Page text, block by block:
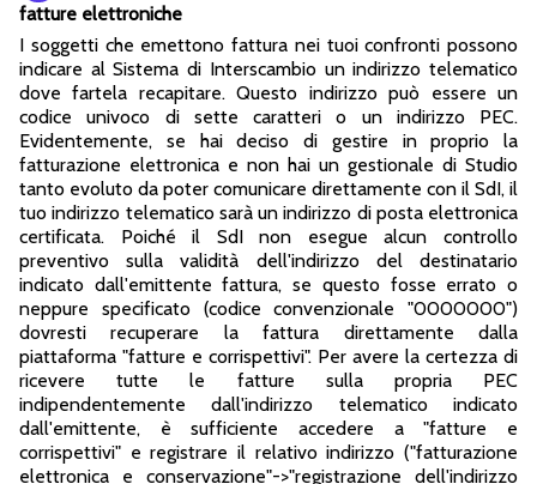
fatture elettroniche
I soggetti che emettono fattura nei tuoi confronti possono
indicare al Sistema di Interscambio un indirizzo telematico
dove fartela recapitare. Questo indirizzo può essere un
codice univoco di sette caratteri o un indirizzo PEC.
Evidentemente, se hai deciso di gestire in proprio la
fatturazione elettronica e non hai un gestionale di Studio
tanto evoluto da poter comunicare direttamente con il SdI, il
tuo indirizzo telematico sarà un indirizzo di posta elettronica
certificata. Poiché il SdI non esegue alcun controllo
preventivo sulla validità dell'indirizzo del destinatario
indicato dall'emittente fattura, se questo fosse errato o
neppure specificato (codice convenzionale "0000000")
dovresti recuperare la fattura direttamente dalla
piattaforma "fatture e corrispettivi". Per avere la certezza di
ricevere tutte le fatture sulla propria PEC
indipendentemente dall'indirizzo telematico indicato
dall'emittente, è sufficiente accedere a "fatture e
corrispettivi" e registrare il relativo indirizzo ("fatturazione
elettronica e conservazione"->"registrazione dell'indirizzo